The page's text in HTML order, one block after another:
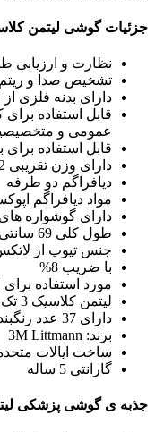
جزئیات گوشی لیتمن
نظارت و ارزیابی
تشخیص صدا و
دارای بدنه فلزی
قابل استفاده
عمومی و
قابل استفاده
دارای وزن تقریبی 82 گرمی
دیافراگم دو طرفه
مواد دیافراگم
دارای گوشواره
طول کلی 69 سانتی متر
جنس تیوپ از
با ضریب 8%
مورد استفاده
لیتمن کلاسیک 3 تک لومن میباشد
دارای 37 عدد رنگبندی متفاوت
برند: 3M Littmann
ساخت ایالات
گارانتی 5 ساله
جذبه ی گوشی پزشکی